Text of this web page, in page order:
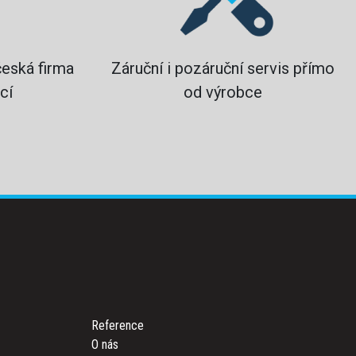
firma
Záruční i pozáruční servis přímo
od výrobce
Reference
O nás